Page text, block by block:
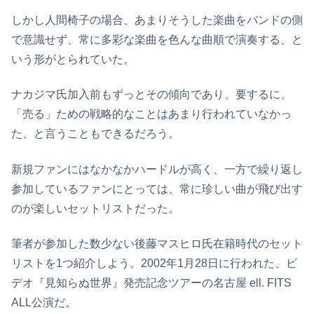
しかし人間椅子の場合、あまりそうした楽曲をバンドの側
で意識せず、常に多彩な楽曲を色んな曲順で演奏する、と
いう形がとられていた。
ナカジマ氏加入前もずっとその傾向であり、要するに、
「売る」ための戦略的なことはあまり行われていなかっ
た、と言うこともできるだろう。
新規ファンにはなかなかハードルが高く、一方で繰り返し
参加しているファンにとっては、常に珍しい曲が飛び出す
のが楽しいセットリストだった。
筆者が参加した数少ない後藤マスヒロ氏在籍時代のセット
リストを1つ紹介しよう。2002年1月28日に行われた、ビ
デオ『見知らぬ世界』発売記念ツアーの名古屋 ell. FITS
ALL公演だ。